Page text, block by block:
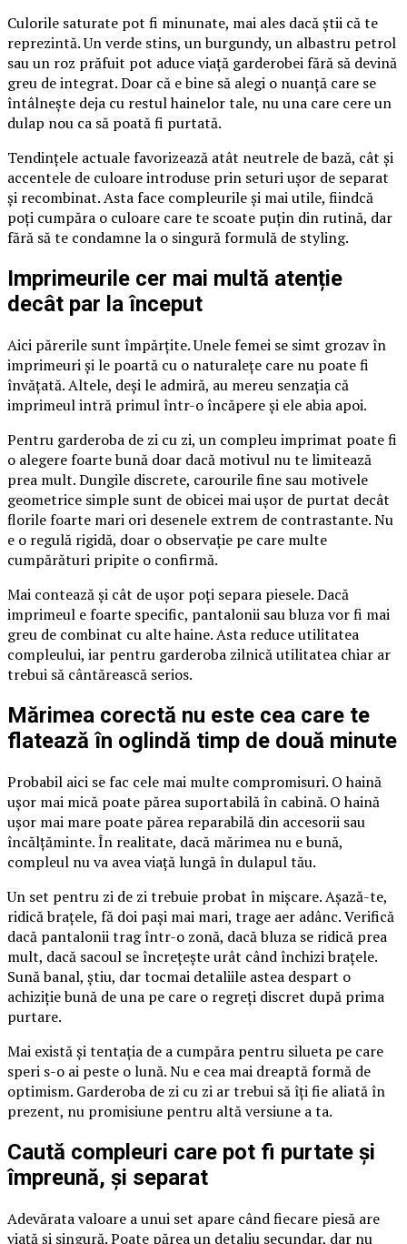
Culorile saturate pot fi minunate, mai ales dacă știi că te
reprezintă. Un verde stins, un burgundy, un albastru petrol
sau un roz prăfuit pot aduce viață garderobei fără să devină
greu de integrat. Doar că e bine să alegi o nuanță care se
întâlnește deja cu restul hainelor tale, nu una care cere un
dulap nou ca să poată fi purtată.
Tendințele actuale favorizează atât neutrele de bază, cât și
accentele de culoare introduse prin seturi ușor de separat
și recombinat. Asta face compleurile și mai utile, fiindcă
poți cumpăra o culoare care te scoate puțin din rutină, dar
fără să te condamne la o singură formulă de styling.
Imprimeurile cer mai multă atenție
decât par la început
Aici părerile sunt împărțite. Unele femei se simt grozav în
imprimeuri și le poartă cu o naturalețe care nu poate fi
învățată. Altele, deși le admiră, au mereu senzația că
imprimeul intră primul într-o încăpere și ele abia apoi.
Pentru garderoba de zi cu zi, un compleu imprimat poate fi
o alegere foarte bună doar dacă motivul nu te limitează
prea mult. Dungile discrete, carourile fine sau motivele
geometrice simple sunt de obicei mai ușor de purtat decât
florile foarte mari ori desenele extrem de contrastante. Nu
e o regulă rigidă, doar o observație pe care multe
cumpărături pripite o confirmă.
Mai contează și cât de ușor poți separa piesele. Dacă
imprimeul e foarte specific, pantalonii sau bluza vor fi mai
greu de combinat cu alte haine. Asta reduce utilitatea
compleului, iar pentru garderoba zilnică utilitatea chiar ar
trebui să cântărească serios.
Mărimea corectă nu este cea care te
flatează în oglindă timp de două minute
Probabil aici se fac cele mai multe compromisuri. O haină
ușor mai mică poate părea suportabilă în cabină. O haină
ușor mai mare poate părea reparabilă din accesorii sau
încălțăminte. În realitate, dacă mărimea nu e bună,
compleul nu va avea viață lungă în dulapul tău.
Un set pentru zi de zi trebuie probat în mișcare. Așază-te,
ridică brațele, fă doi pași mai mari, trage aer adânc. Verifică
dacă pantalonii trag într-o zonă, dacă bluza se ridică prea
mult, dacă sacoul se încrețește urât când închizi brațele.
Sună banal, știu, dar tocmai detaliile astea despart o
achiziție bună de una pe care o regreți discret după prima
purtare.
Mai există și tentația de a cumpăra pentru silueta pe care
speri s-o ai peste o lună. Nu e cea mai dreaptă formă de
optimism. Garderoba de zi cu zi ar trebui să îți fie aliată în
prezent, nu promisiune pentru altă versiune a ta.
Caută compleuri care pot fi purtate și
împreună, și separat
Adevărata valoare a unui set apare când fiecare piesă are
viață și singură. Poate părea un detaliu secundar, dar nu